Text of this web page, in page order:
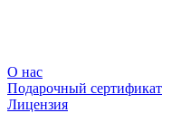
О нас
Подарочный сертификат
Лицензия